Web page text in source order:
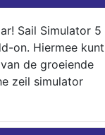
Sail Simulator 5
on. Hiermee kunt
de groeiende
zeil simulator